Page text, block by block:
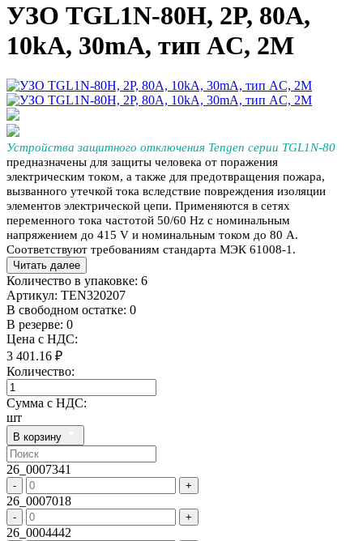
УЗО TGL1N-80H, 2P, 80A,
10kA, 30mA, тип AC, 2M
Устройства защитного отключения Tengen серии TGL1N-80
предназначены для защиты человека от поражения
электрическим током, а также для предотвращения пожара,
вызванного утечкой тока вследствие повреждения изоляции
элементов электрической цепи. Применяются в сетях
переменного тока частотой 50/60 Hz с номинальным
напряжением до 415 V и номинальным током до 80 А.
Соответствуют требованиям стандарта МЭК 61008-1.
Читать далее
Количество в упаковке: 6
Артикул: TEN320207
В свободном остатке: 0
В резерве: 0
Цена с НДС:
3 401.16 ₽
Количество:
Сумма с НДС:
шт
В корзину
26_0007341
- +
26_0007018
- +
26_0004442